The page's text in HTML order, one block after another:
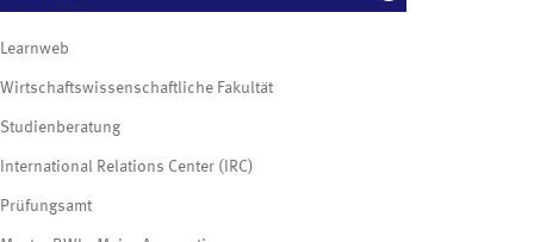
Learnweb
Wirtschaftswissenschaftliche Fakultät
Studienberatung
International Relations Center (IRC)
Prüfungsamt